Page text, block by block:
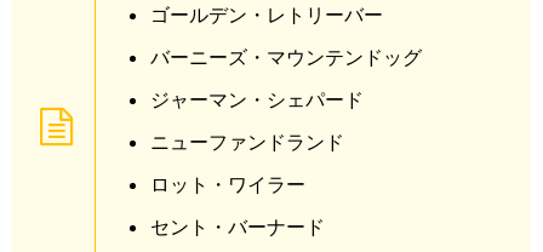
ゴールデン・レトリーバー
バーニーズ・マウンテンドッグ
ジャーマン・シェパード
ニューファンドランド
ロット・ワイラー
セント・バーナード